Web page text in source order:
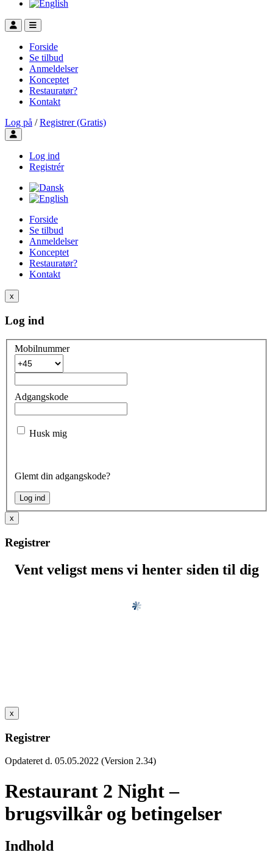
Forside
Se tilbud
Anmeldelser
Konceptet
Restauratør?
Kontakt
Log på / Registrer (Gratis)
Toggle user menu
Log ind
Registrér
Forside
Se tilbud
Anmeldelser
Konceptet
Restauratør?
Kontakt
x
Log ind
Mobilnummer
Adgangskode
Husk mig
Glemt din adgangskode?
x
Registrer
Vent veligst mens vi henter siden til dig
x
Registrer
Opdateret d. 05.05.2022 (Version 2.34)
Restaurant 2 Night –
brugsvilkår og betingelser
Indhold